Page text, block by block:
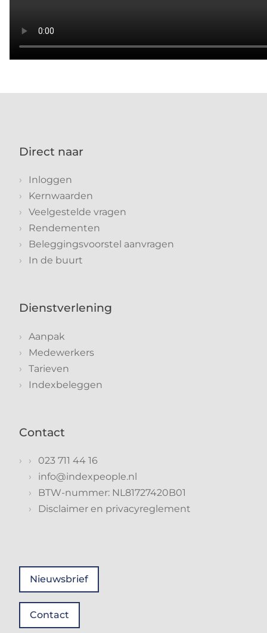
Direct naar
Inloggen
Kernwaarden
Veelgestelde vragen
Rendementen
Beleggingsvoorstel aanvragen
In de buurt
Dienstverlening
Aanpak
Medewerkers
Tarieven
Indexbeleggen
Contact
023 711 44 16
info@indexpeople.nl
BTW-nummer: NL81727420B01
Disclaimer en privacyreglement
Nieuwsbrief
Contact